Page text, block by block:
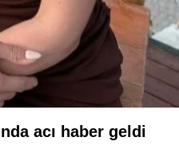
acı haber geldi